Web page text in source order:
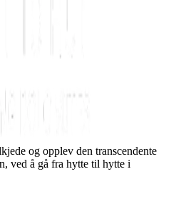
og opplev den transcendente
ved å gå fra hytte til hytte i